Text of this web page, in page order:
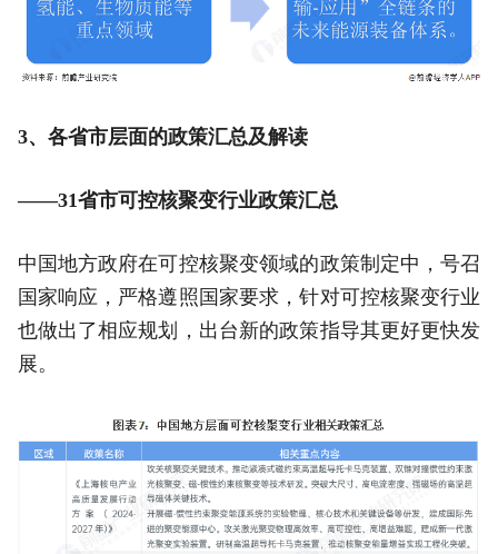
3、各省市层面的政策汇总及解读
——31省市可控核聚变行业政策汇总
中国地方政府在可控核聚变领域的政策制定中，号召
国家响应，严格遵照国家要求，针对可控核聚变行业
也做出了相应规划，出台新的政策指导其更好更快发
展。